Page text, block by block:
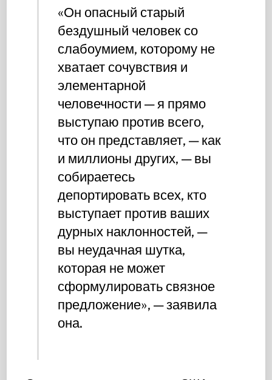
«Он опасный старый
бездушный человек со
слабоумием, которому не
хватает сочувствия и
элементарной
человечности — я прямо
выступаю против всего,
что он представляет, — как
и миллионы других, — вы
собираетесь
депортировать всех, кто
выступает против ваших
дурных наклонностей, —
вы неудачная шутка,
которая не может
сформулировать связное
предложение», — заявила
она.